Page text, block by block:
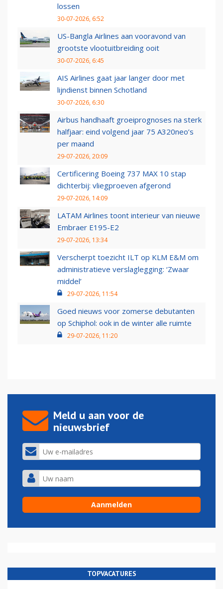
lossen
30-07-2026, 6:52
US-Bangla Airlines aan vooravond van
grootste vlootuitbreiding ooit
30-07-2026, 6:45
AIS Airlines gaat jaar langer door met
lijndienst binnen Schotland
30-07-2026, 6:30
Airbus handhaaft groeiprognoses na sterk
halfjaar: eind volgend jaar 75 A320neo’s
per maand
29-07-2026, 20:09
Certificering Boeing 737 MAX 10 stap
dichterbij: vliegproeven afgerond
29-07-2026, 14:09
LATAM Airlines toont interieur van nieuwe
Embraer E195-E2
29-07-2026, 13:34
Verscherpt toezicht ILT op KLM E&M om
administratieve verslaglegging: ‘Zwaar
middel’
29-07-2026, 11:54
Goed nieuws voor zomerse debutanten
op Schiphol: ook in de winter alle ruimte
29-07-2026, 11:20
Meld u aan voor de
nieuwsbrief
TOPVACATURES